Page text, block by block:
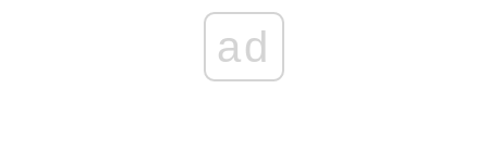
ad